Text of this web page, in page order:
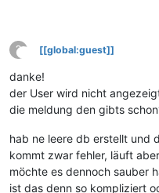
?
This user is from outside of this
[[global:guest]]
danke!
der User wird nicht
die meldung den gibts
hab ne leere db erstellt und
kommt zwar fehler, läuft
möchte es dennoch sauber
ist das denn so kompliziert